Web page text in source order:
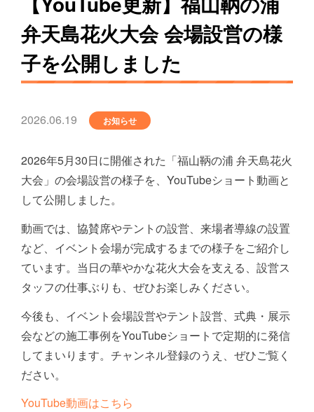
弁天島花火大会 会場設営の様
子を公開しました
2026.06.19 お知らせ
2026年5月30日に開催された「福山鞆の浦 弁天島花火
大会」の会場設営の様子を、YouTubeショート動画と
して公開しました。
動画では、協賛席やテントの設営、来場者導線の設置
など、イベント会場が完成するまでの様子をご紹介し
ています。当日の華やかな花火大会を支える、設営ス
タッフの仕事ぶりも、ぜひお楽しみください。
今後も、イベント会場設営やテント設営、式典・展示
会などの施工事例をYouTubeショートで定期的に発信
してまいります。チャンネル登録のうえ、ぜひご覧く
ださい。
YouTube動画はこちら